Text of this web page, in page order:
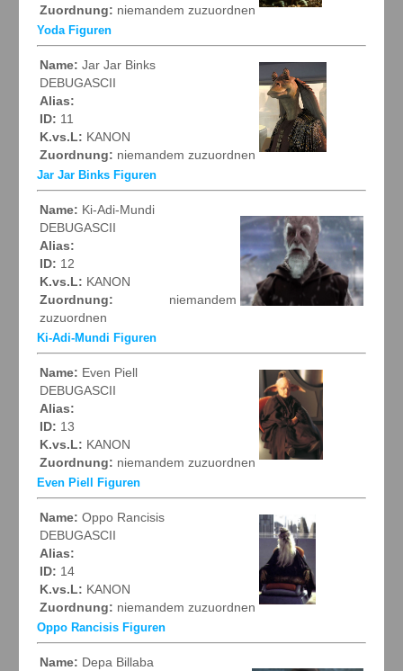
Zuordnung: niemandem zuzuordnen
Yoda Figuren
Name: Jar Jar Binks
DEBUGASCII
Alias:
ID: 11
K.vs.L: KANON
Zuordnung: niemandem zuzuordnen
Jar Jar Binks Figuren
Name: Ki-Adi-Mundi
DEBUGASCII
Alias:
ID: 12
K.vs.L: KANON
Zuordnung: niemandem
zuzuordnen
Ki-Adi-Mundi Figuren
Name: Even Piell
DEBUGASCII
Alias:
ID: 13
K.vs.L: KANON
Zuordnung: niemandem zuzuordnen
Even Piell Figuren
Name: Oppo Rancisis
DEBUGASCII
Alias:
ID: 14
K.vs.L: KANON
Zuordnung: niemandem zuzuordnen
Oppo Rancisis Figuren
Name: Depa Billaba